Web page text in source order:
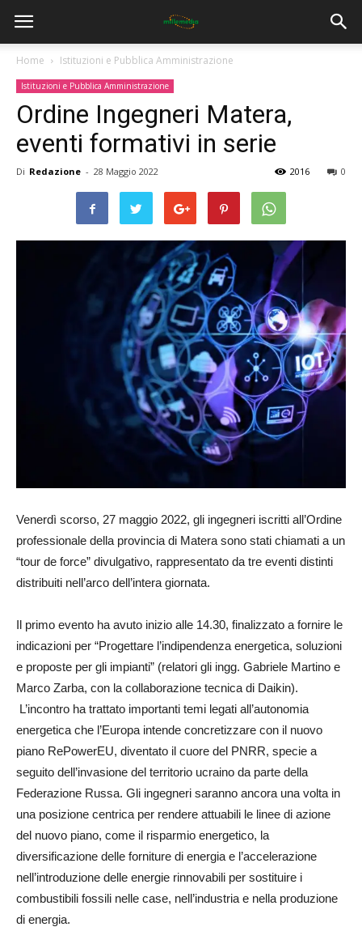
Home Istituzioni e Pubblica Amministrazione
Istituzioni e Pubblica Amministrazione
Ordine Ingegneri Matera,
eventi formativi in serie
Di Redazione - 28 Maggio 2022 0
2016
Venerdì scorso, 27 maggio 2022, gli ingegneri iscritti all’Ordine
professionale della provincia di Matera sono stati chiamati a un
“tour de force” divulgativo, rappresentato da tre eventi distinti
distribuiti nell’arco dell’intera giornata.
Il primo evento ha avuto inizio alle 14.30, finalizzato a fornire le
indicazioni per “Progettare l’indipendenza energetica, soluzioni
e proposte per gli impianti” (relatori gli ingg. Gabriele Martino e
Marco Zarba, con la collaborazione tecnica di Daikin).
L’incontro ha trattato importanti temi legati all’autonomia
energetica che l’Europa intende concretizzare con il nuovo
piano RePowerEU, diventato il cuore del PNRR, specie a
seguito dell’invasione del territorio ucraino da parte della
Federazione Russa. Gli ingegneri saranno ancora una volta in
una posizione centrica per rendere attuabili le linee di azione
del nuovo piano, come il risparmio energetico, la
diversificazione delle forniture di energia e l’accelerazione
nell’introduzione delle energie rinnovabili per sostituire i
combustibili fossili nelle case, nell’industria e nella produzione
di energia.